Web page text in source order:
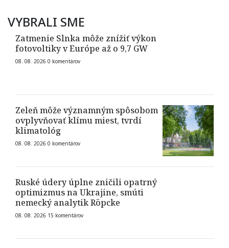
VYBRALI SME
Zatmenie Slnka môže znížiť výkon
fotovoltiky v Európe až o 9,7 GW
08. 08. 2026 0 komentárov
Zeleň môže významným spôsobom
ovplyvňovať klímu miest, tvrdí
klimatológ
08. 08. 2026 0 komentárov
Ruské údery úplne zničili opatrný
optimizmus na Ukrajine, smúti
nemecký analytik Röpcke
08. 08. 2026 15 komentárov